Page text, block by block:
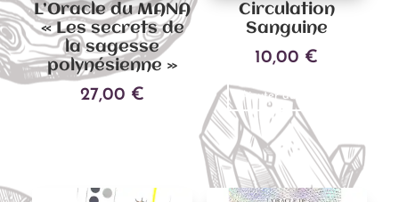
L’Oracle du MANA
« Les secrets de
la sagesse
polynésienne »
27,00 €
Circulation
Sanguine
10,00 €
Ajouter au panier